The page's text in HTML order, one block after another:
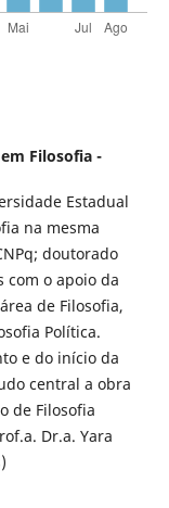
Filosofia -
Estadual
na mesma
doutorado
com o apoio da
de Filosofia,
Política.
e do início da
central a obra
de Filosofia
Dr.a. Yara